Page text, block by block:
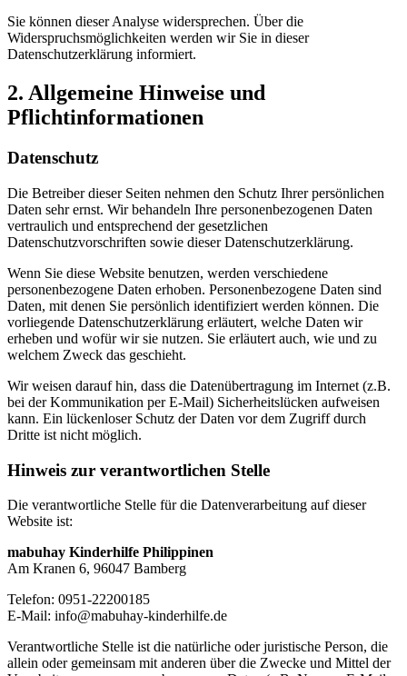
Sie können dieser Analyse widersprechen. Über die
Widerspruchsmöglichkeiten werden wir Sie in dieser
Datenschutzerklärung informiert.
2. Allgemeine Hinweise und
Pflichtinformationen
Datenschutz
Die Betreiber dieser Seiten nehmen den Schutz Ihrer persönlichen
Daten sehr ernst. Wir behandeln Ihre personenbezogenen Daten
vertraulich und entsprechend der gesetzlichen
Datenschutzvorschriften sowie dieser Datenschutzerklärung.
Wenn Sie diese Website benutzen, werden verschiedene
personenbezogene Daten erhoben. Personenbezogene Daten sind
Daten, mit denen Sie persönlich identifiziert werden können. Die
vorliegende Datenschutzerklärung erläutert, welche Daten wir
erheben und wofür wir sie nutzen. Sie erläutert auch, wie und zu
welchem Zweck das geschieht.
Wir weisen darauf hin, dass die Datenübertragung im Internet (z.B.
bei der Kommunikation per E-Mail) Sicherheitslücken aufweisen
kann. Ein lückenloser Schutz der Daten vor dem Zugriff durch
Dritte ist nicht möglich.
Hinweis zur verantwortlichen Stelle
Die verantwortliche Stelle für die Datenverarbeitung auf dieser
Website ist:
mabuhay Kinderhilfe Philippinen
Am Kranen 6, 96047 Bamberg
Telefon: 0951-22200185
E-Mail: info@mabuhay-kinderhilfe.de
Verantwortliche Stelle ist die natürliche oder juristische Person, die
allein oder gemeinsam mit anderen über die Zwecke und Mittel der